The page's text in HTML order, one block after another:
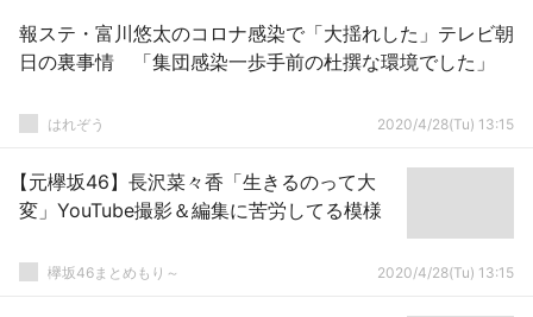
報ステ・富川悠太のコロナ感染で「大揺れした」テレビ朝
日の裏事情 「集団感染一歩手前の杜撰な環境でした」
はれぞう 2020/4/28(Tu) 13:15
【元欅坂46】長沢菜々香「生きるのって大
変」YouTube撮影＆編集に苦労してる模様
欅坂46まとめもり～ 2020/4/28(Tu) 13:15